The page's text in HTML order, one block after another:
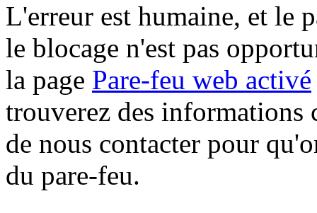
L'erreur est humaine, et le
le blocage n'est pas
la page Pare-feu web activé
trouverez des informations
de nous contacter pour
du pare-feu.